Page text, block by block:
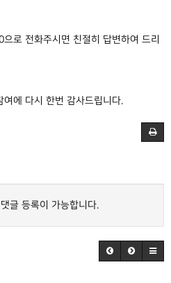
로 전화주시면 친절히 답변하여 드리
에 다시 한번 감사드립니다.
글 등록이 가능합니다.